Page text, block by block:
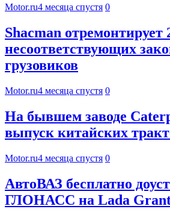
Motor.ru4 месяца спустя 0
Shacman отремонтирует
несоответствующих
грузовиков
Motor.ru4 месяца спустя 0
На бывшем заводе
выпуск китайских
Motor.ru4 месяца спустя 0
АвтоВАЗ бесплатно
ГЛОНАСС на Lada